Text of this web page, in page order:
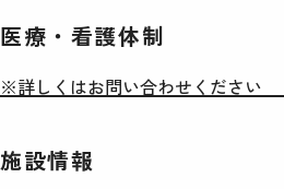
医療・看護体制
※詳しくはお問い合わせください
施設情報